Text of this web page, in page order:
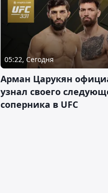
05:22, Сегодня
Арман Царукян
узнал своего
соперника в UFC